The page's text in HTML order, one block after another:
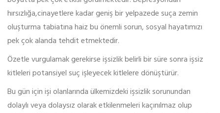
hırsızlığa,cinayetlere kadar geniş bir yelpazede suça zemin
oluşturma tabiatına haiz bu önemli sorun, sosyal hayatımızı
pek çok alanda tehdit etmektedir.
Özetle vurgulamak gerekirse işsizlik belirli bir süre sonra işsiz
kitleleri potansiyel suç işleyecek kitlelere dönüştürür.
Bu gün için işi olanlarında ülkemizdeki işsizlik sorunundan
dolaylı veya dolaysız olarak etkilenmeleri kaçınılmaz olup